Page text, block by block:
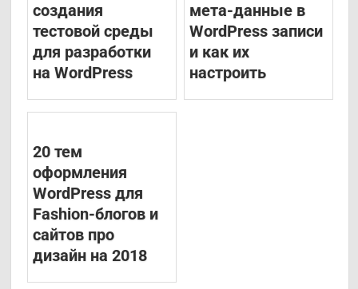
создания
тестовой среды
для разработки
на WordPress
мета-данные в
WordPress записи
и как их
настроить
20 тем
оформления
WordPress для
Fashion-блогов и
сайтов про
дизайн на 2018